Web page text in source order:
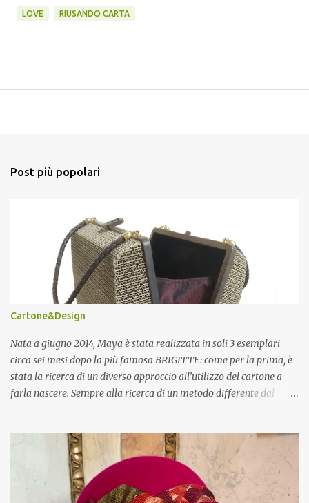
LOVE RIUSANDO CARTA
Post più popolari
Cartone&Design
Nata a giugno 2014, Maya è stata realizzata in soli 3 esemplari
circa sei mesi dopo la più famosa BRIGITTE: come per la prima, è
stata la ricerca di un diverso approccio all’utilizzo del cartone a
farla nascere. Sempre alla ricerca di un metodo differente dal
un nuovo materiale, che fosse flessibile, ma resistente allo stesso
tempo: nacque così quello che chiamo “tessuto di cartone”.
L’intuizione fu di affettare il foglio di cartone in sottili strisce di ca
5mm e di riunirle, incollandole tra loro ruotate di 90°, per